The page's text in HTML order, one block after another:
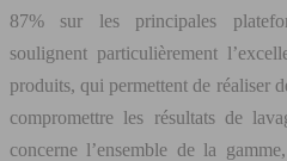
87% sur les principales
soulignent particulièrement
produits, qui permettent de réaliser
compromettre les résultats de
concerne l’ensemble de la